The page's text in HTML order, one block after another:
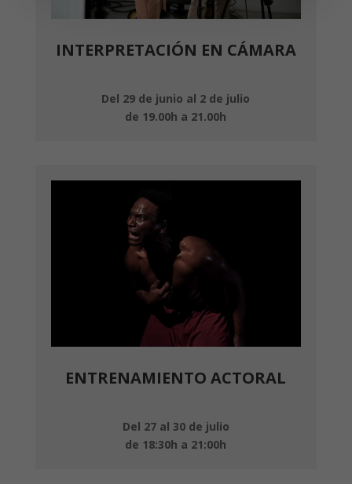
INTERPRETACIÓN EN CÁMARA
Del 29 de junio al 2 de julio
de 19.00h a 21.00h
ENTRENAMIENTO ACTORAL
Del 27 al 30 de julio
de 18:30h a 21:00h